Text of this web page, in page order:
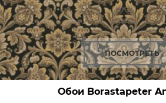
ПОСМОТРЕТЬ
Обои Borastapeter